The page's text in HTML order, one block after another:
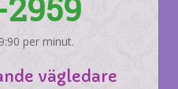
per minut.
vägledare